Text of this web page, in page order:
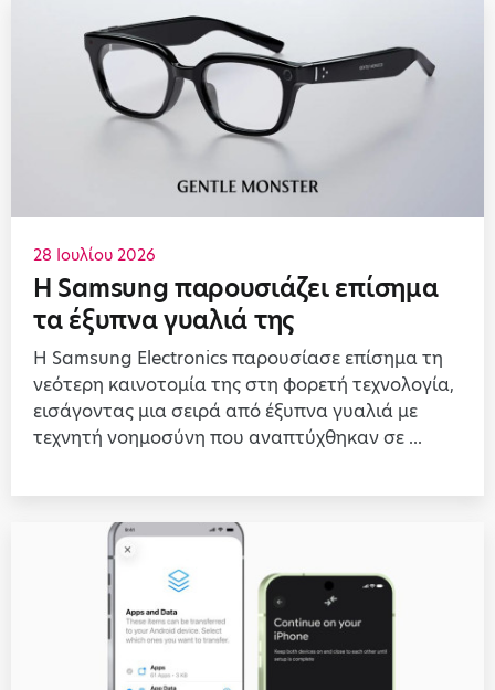
28 Ιουλίου 2026
Η Samsung παρουσιάζει επίσημα
τα έξυπνα γυαλιά της
Η Samsung Electronics παρουσίασε επίσημα τη
νεότερη καινοτομία της στη φορετή τεχνολογία,
εισάγοντας μια σειρά από έξυπνα γυαλιά με
τεχνητή νοημοσύνη που αναπτύχθηκαν σε ...